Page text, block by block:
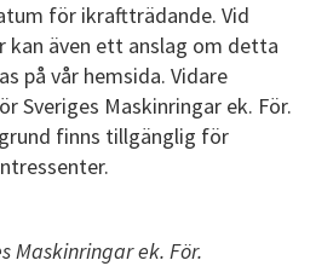
för ikraftträdande. Vid
kan även ett anslag om detta
på vår hemsida. Vidare
Sveriges Maskinringar ek. För.
finns tillgänglig för
Maskinringar ek. För.